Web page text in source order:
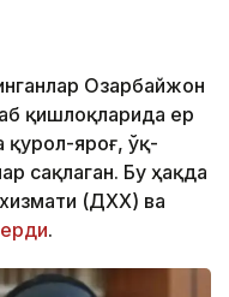
Озарбайжон
қишлоқларида ер
қурол-яроғ, ўқ-
сақлаган. Бу ҳақда
(ДХХ) ва
.